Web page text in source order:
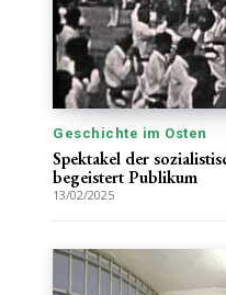
Geschichte im Osten
Spektakel der
begeistert Publikum
13/02/2025